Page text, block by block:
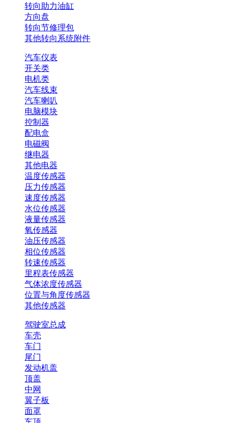
转向助力油缸
方向盘
转向节修理包
其他转向系统附件
汽车仪表
开关类
电机类
汽车线束
汽车喇叭
电脑模块
控制器
配电盒
电磁阀
继电器
其他电器
温度传感器
压力传感器
速度传感器
水位传感器
液量传感器
氧传感器
油压传感器
相位传感器
转速传感器
里程表传感器
气体浓度传感器
位置与角度传感器
其他传感器
驾驶室总成
车壳
车门
尾门
发动机盖
顶盖
中网
翼子板
面罩